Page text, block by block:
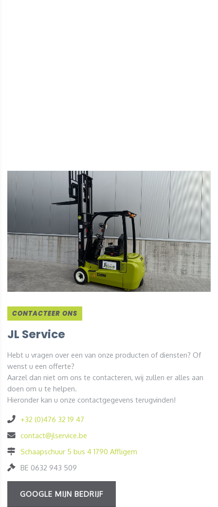
CONTACTEER ONS
JL Service
Hebt u vragen over een van onze producten of diensten? Of
wenst u een offerte?
Aarzel dan niet om ons te contacteren, wij zullen er alles aan
doen om u te helpen.
Hieronder kan u onze contactgegevens terugvinden!
+32 (0)476 32 19 47
contact@jlservice.be
Schaapschuur 5 bus 4 1790 Affligem
BE 0632 943 509
GOOGLE MIJN BEDRIJF